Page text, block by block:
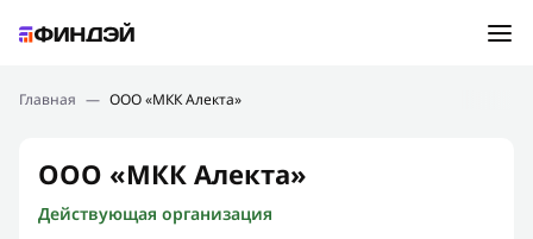
Подбор займа
Новости
Финансовое просвещение
Главная — ООО «МКК Алекта»
ООО «МКК Алекта»
Действующая организация
Ошибка:Контактная форма не найдена.
Спасибо, что написали нам
Мы свяжемся с Вами в ближайшее время и сообщим
результат
Отправить новый запрос